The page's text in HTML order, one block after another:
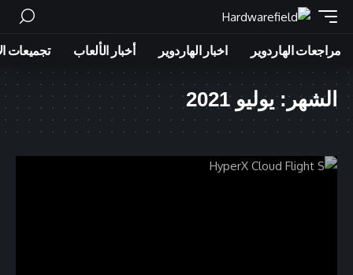
مراجعات الهاردوير اخبار الهاردوير أخبار الألعاب تجميعات
الشهر:يوليو 2021